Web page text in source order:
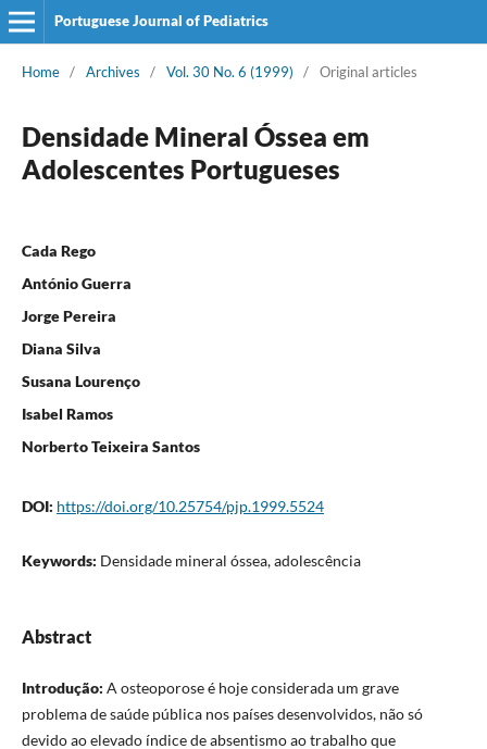
Portuguese Journal of Pediatrics
Home / Archives / Vol. 30 No. 6 (1999) / Original articles
Densidade Mineral Óssea em
Adolescentes Portugueses
Cada Rego
António Guerra
Jorge Pereira
Diana Silva
Susana Lourenço
Isabel Ramos
Norberto Teixeira Santos
DOI: https://doi.org/10.25754/pjp.1999.5524
Keywords: Densidade mineral óssea, adolescência
Abstract
Introdução: A osteoporose é hoje considerada um grave
problema de saúde pública nos países desenvolvidos, não só
devido ao elevado índice de absentismo ao trabalho que